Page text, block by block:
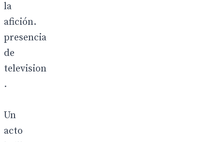
la
afición.
presencia
de
television
.
Un
acto